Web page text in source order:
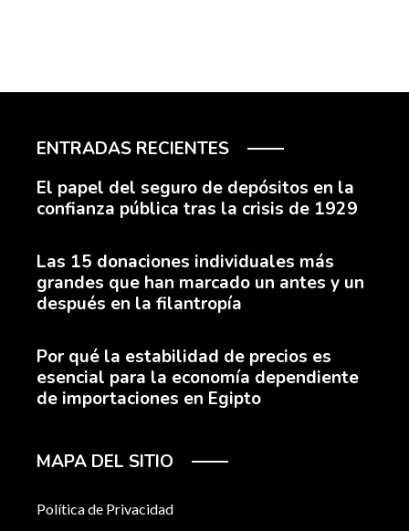
ENTRADAS RECIENTES
El papel del seguro de depósitos en la
confianza pública tras la crisis de 1929
Las 15 donaciones individuales más
grandes que han marcado un antes y un
después en la filantropía
Por qué la estabilidad de precios es
esencial para la economía dependiente
de importaciones en Egipto
MAPA DEL SITIO
Política de Privacidad